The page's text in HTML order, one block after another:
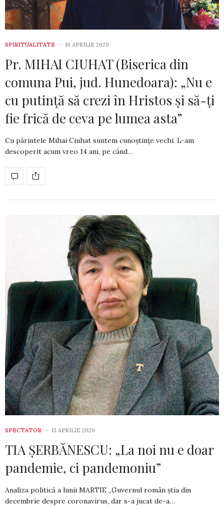
SPIRITUALITATE 16 APRILIE 2020
Pr. MIHAI CIUHAT (Biserica din
comuna Pui, jud. Hunedoara): „Nu e
cu putință să crezi în Hristos și să-ți
fie frică de ceva pe lumea asta”
Cu părintele Mihai Ciuhat suntem cunoș­tințe vechi. L-am
descoperit acum vreo 14 ani, pe când…
SPECTATOR 13 APRILIE 2020
TIA ȘERBĂNESCU: „La noi nu e doar
pandemie, ci pandemoniu”
Analiza politică a lunii MARTIE „Guvernul român știa din
decembrie despre coronavirus, dar s-a jucat de-a…